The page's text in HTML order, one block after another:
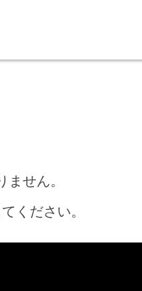
せん。
ください。